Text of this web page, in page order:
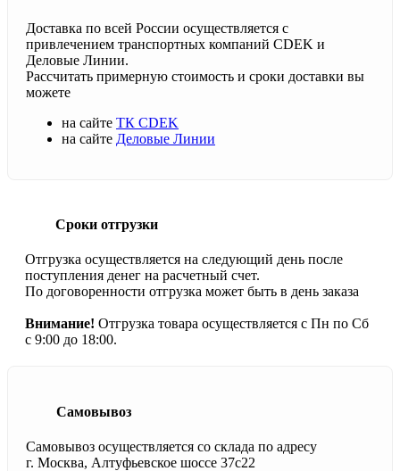
Доставка по всей России осуществляется с
привлечением транспортных компаний CDEK и
Деловые Линии.
Рассчитать примерную стоимость и сроки доставки вы
можете
на сайте ТК CDEK
на сайте Деловые Линии
Сроки отгрузки
Отгрузка осуществляется на следующий день после
поступления денег на расчетный счет.
По договоренности отгрузка может быть в день заказа
Внимание! Отгрузка товара осуществляется с Пн по Сб
с 9:00 до 18:00.
Самовывоз
Самовывоз осуществляется со склада по адресу
г. Москва, Алтуфьевское шоссе 37с22